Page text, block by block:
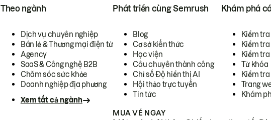
Theo ngành
Dịch vụ chuyên nghiệp
Bán lẻ & Thương mại điện tử
Agency
SaaS & Công nghệ B2B
Chăm sóc sức khỏe
Doanh nghiệp địa phương
Xem tất cả ngành
Phát triển cùng Semrush
Blog
Cơ sở kiến thức
Học viện
Câu chuyên thành công
Chỉ số Độ hiển thị AI
Hội thảo trực tuyến
Tin tức
Khám phá
Kiểm
Kiểm tra
Kiểm
Từ khóa
Kiểm
Trang
Khám
MUA VÉ NGAY